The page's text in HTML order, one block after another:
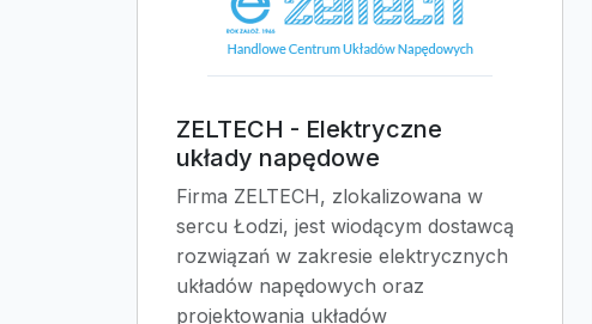
ZELTECH - Elektryczne
układy napędowe
Firma ZELTECH, zlokalizowana w
sercu Łodzi, jest wiodącym dostawcą
rozwiązań w zakresie elektrycznych
układów napędowych oraz
projektowania układów